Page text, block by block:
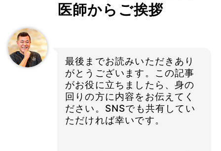
医師からご挨拶
最後までお読みいただきあり
がとうございます。この記事
がお役に立ちましたら、身の
回りの方に内容をお伝えてく
ださい。SNSでも共有してい
ただければ幸いです。